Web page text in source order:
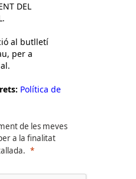
DEL
al butlletí
per a
Política de
de les meves
a la finalitat